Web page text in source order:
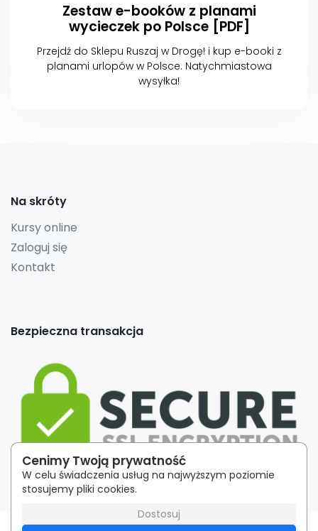
Zestaw e-booków z planami
wycieczek po Polsce [PDF]
Przejdź do Sklepu Ruszaj w Drogę! i kup e-booki z
planami urlopów w Polsce. Natychmiastowa
wysyłka!
Na skróty
Kursy online
Zaloguj się
Kontakt
Bezpieczna transakcja
Cenimy Twoją prywatność
W celu świadczenia usług na najwyższym poziomie
stosujemy pliki cookies.
Dostosuj